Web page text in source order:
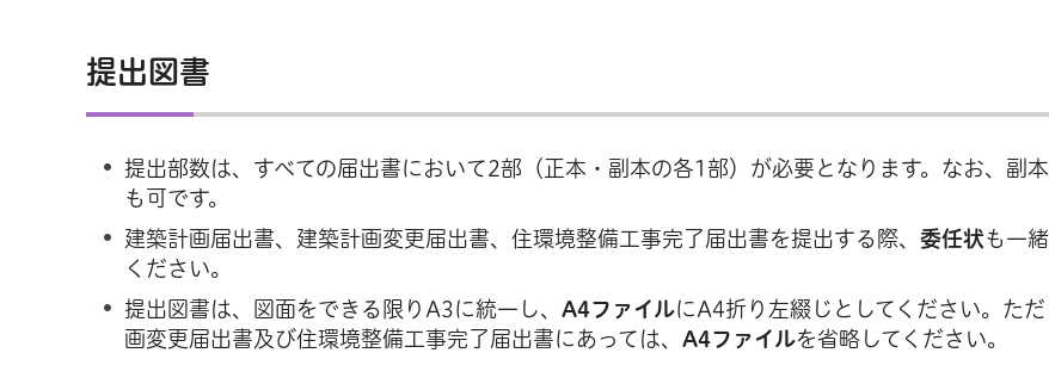
提出図書
提出部数は、すべての届出書において2部（正本・副本の各1部）が必要となります。なお、副
も可です。
建築計画届出書、建築計画変更届出書、住環境整備工事完了届出書を提出する際、委任状も一
ください。
提出図書は、図面をできる限りA3に統一し、A4ファイルにA4折り左綴じとしてください。た
画変更届出書及び住環境整備工事完了届出書にあっては、A4ファイルを省略してください。